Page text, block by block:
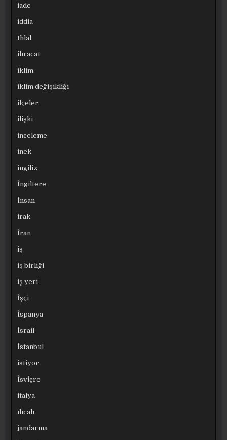
iade
iddia
Ihlal
ihracat
iklim
iklim değişikliği
ilçeler
ilişki
inceleme
inek
ingiliz
İngiltere
İnsan
irak
İran
iş
iş birliği
iş yeri
İşçi
İspanya
İsrail
İstanbul
istiyor
İsviçre
italya
ılıcalı
jandarma